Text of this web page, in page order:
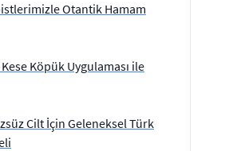
Otantik Hamam
Köpük Uygulaması ile
Cilt İçin Geleneksel Türk